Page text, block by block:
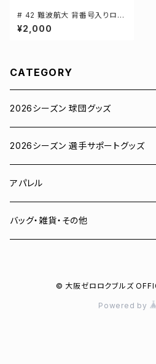
# 42 難波航大 背番号入りロゴ
キャンバスサコッシュ 選手還元
2カラー 001461
¥2,000
CATEGORY
2026シーズン 球団グッズ
ユニフォーム
Tシャツ
スウェット
2026シーズン 選手サポートグッズ
# 00 蓮
# 0 岡田竜汰
アパレル
スウェット・パーカー
バッグ・雑貨・その他
© 大阪ゼロロクブルズ
Powered by